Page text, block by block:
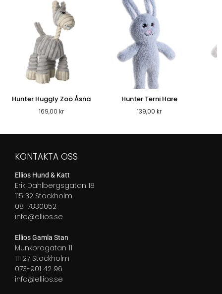
Hunter Huggly Zoo Åsna
169,00 kr
Hunter Terni Hare
139,00 kr
KONTAKTA OSS
Ellios Hund & Katt
Erik Dahlbergsgatan 18
115 32 Stockholm
08-7830052
info@ellios.se
Ellios Gamla Stan
Munkbrogatan 11
111 27 Stockholm
073-901 42 96
info@ellios.se